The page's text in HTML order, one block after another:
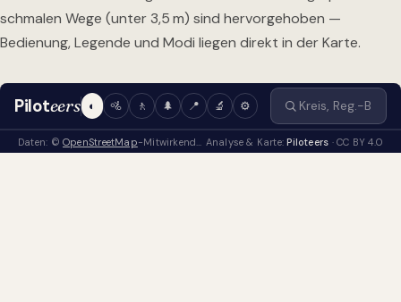
schmalen Wege (unter 3,5 m) sind hervorgehoben —
Bedienung, Legende und Modi liegen direkt in der Karte.